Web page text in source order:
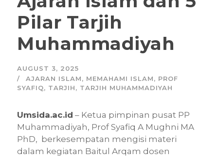
Pilar Tarjih
Muhammadiyah
AUGUST 3, 2025
AJARAN ISLAM, MEMAHAMI ISLAM, PROF
SYAFIQ, TARJIH, TARJIH MUHAMMADIYAH
Umsida.ac.id – Ketua pimpinan pusat PP
Muhammadiyah, Prof Syafiq A Mughni MA
PhD, berkesempatan mengisi materi
dalam kegiatan Baitul Arqam dosen